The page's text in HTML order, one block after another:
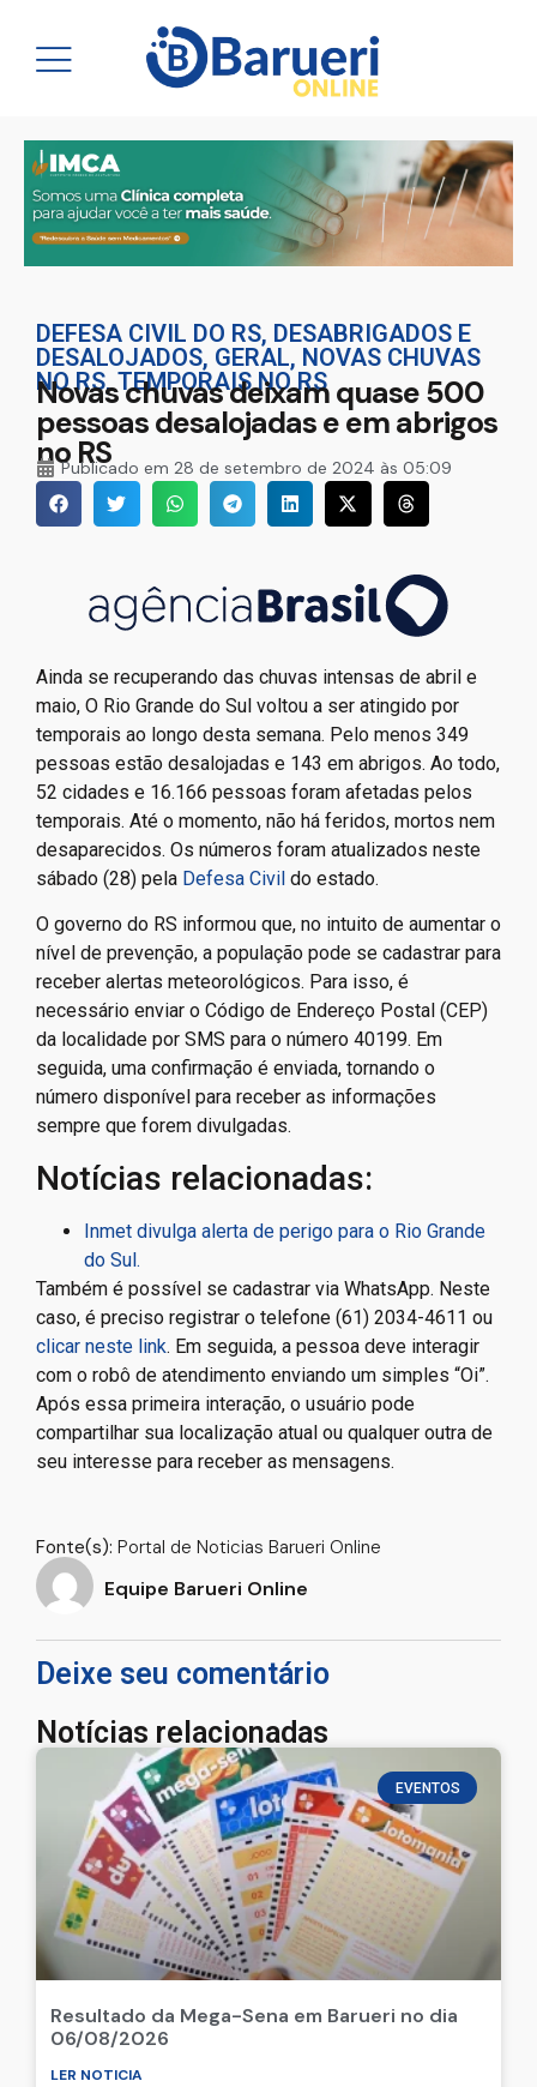
DEFESA CIVIL DO RS, DESABRIGADOS E
DESALOJADOS, GERAL, NOVAS CHUVAS
NO RS,TEMPORAIS NO RS
Novas chuvas deixam quase 500
pessoas desalojadas e em abrigos
no RS
Publicado em 28 de setembro de 2024 às 05:09
Ainda se recuperando das chuvas intensas de abril e
maio, O Rio Grande do Sul voltou a ser atingido por
temporais ao longo desta semana. Pelo menos 349
pessoas estão desalojadas e 143 em abrigos. Ao todo,
52 cidades e 16.166 pessoas foram afetadas pelos
temporais. Até o momento, não há feridos, mortos nem
desaparecidos. Os números foram atualizados neste
sábado (28) pela Defesa Civil do estado.
O governo do RS informou que, no intuito de aumentar o
nível de prevenção, a população pode se cadastrar para
receber alertas meteorológicos. Para isso, é
necessário enviar o Código de Endereço Postal (CEP)
da localidade por SMS para o número 40199. Em
seguida, uma confirmação é enviada, tornando o
número disponível para receber as informações
sempre que forem divulgadas.
Notícias relacionadas:
Inmet divulga alerta de perigo para o Rio Grande
do Sul.
Também é possível se cadastrar via WhatsApp. Neste
caso, é preciso registrar o telefone (61) 2034-4611 ou
clicar neste link. Em seguida, a pessoa deve interagir
com o robô de atendimento enviando um simples “Oi”.
Após essa primeira interação, o usuário pode
compartilhar sua localização atual ou qualquer outra de
seu interesse para receber as mensagens.
Fonte(s): Portal de Noticias Barueri Online
Equipe Barueri Online
Deixe seu comentário
Notícias relacionadas
EVENTOS
Resultado da Mega-Sena em Barueri no dia
06/08/2026
LER NOTICIA